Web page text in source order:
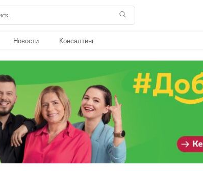
Новости Консалтинг